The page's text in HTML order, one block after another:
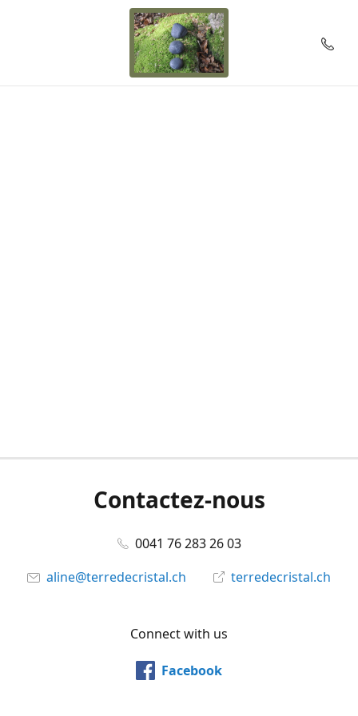
Contactez-nous
0041 76 283 26 03
aline@terredecristal.ch
terredecristal.ch
Connect with us
Facebook